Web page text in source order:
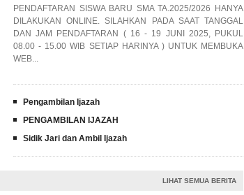
PENDAFTARAN SISWA BARU SMA TA.2025/2026 HANYA
DILAKUKAN ONLINE. SILAHKAN PADA SAAT TANGGAL
DAN JAM PENDAFTARAN ( 16 - 19 JUNI 2025, PUKUL
08.00 - 15.00 WIB SETIAP HARINYA ) UNTUK MEMBUKA
WEB...
Pengambilan Ijazah
PENGAMBILAN IJAZAH
Sidik Jari dan Ambil Ijazah
LIHAT SEMUA BERITA